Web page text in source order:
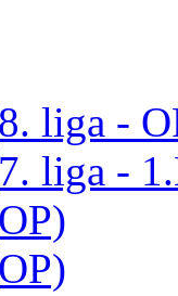
liga -
liga -